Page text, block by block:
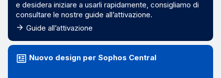
e desidera iniziare a usarli rapidamente, consigliamo di
consultare le nostre guide all’attivazione.
Guide all’attivazione
Nuovo design per Sophos Central